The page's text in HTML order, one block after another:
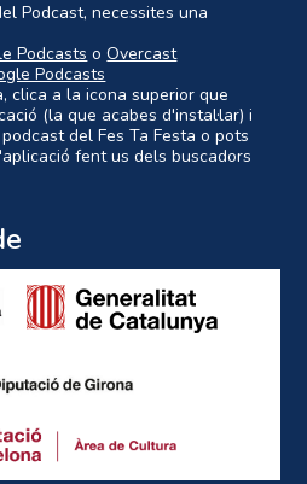
Podcast, necessites una
Podcasts oOvercast
Podcasts
clica a la icona superior que
(la que acabes d'instal·lar) i
del Fes Ta Festa o pots
fent us dels buscadors